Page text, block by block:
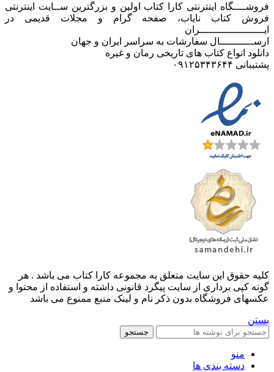
فروشــــگاه اینترنتی کارا کتاب اولین و بزرگترین ســایت اینترنتی
فروش کتاب نایاب، صفحه گرام و مجلات قدیمی در
ایـــــــــــــــــــــران
ارســـــــــــال سفارشات به سراسر ایران و جهان
دانلود انواع کتاب های تاریخی رمان و غیره
پشتیبانی ۰۹۱۲۵۳۴۳۶۴۴
کليه حقوق اين سايت متعلق به مجموعه کارا کتاب می باشد . هر
گونه کپی برداری از سایت پیگرد قانونی داشته و استفاده از محتوا و
عکسهای فروشگاه بدون ذکر نام و لینک منبع ممنوع می باشد
بستن
جستجو
منو
دسته بندی ها